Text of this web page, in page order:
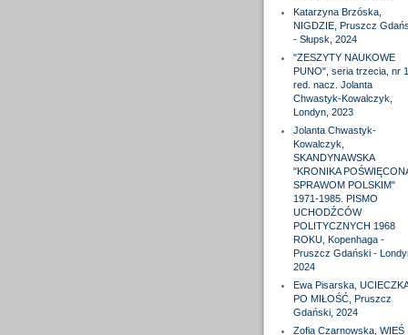
Katarzyna Brzóska,
NIGDZIE, Pruszcz
- Słupsk, 2024
"ZESZYTY NAUKOWE
PUNO", seria trzecia, nr
red. nacz. Jolanta
Chwastyk-Kowalczyk,
Londyn, 2023
Jolanta Chwastyk-
Kowalczyk,
SKANDYNAWSKA
"KRONIKA
SPRAWOM POLSKIM"
1971-1985. PISMO
UCHODŹCÓW
POLITYCZNYCH 1968
ROKU, Kopenhaga -
Pruszcz Gdański -
2024
Ewa Pisarska, UCIECZKA
PO MIŁOŚĆ, Pruszcz
Gdański, 2024
Zofia Czarnowska, WIEŚ